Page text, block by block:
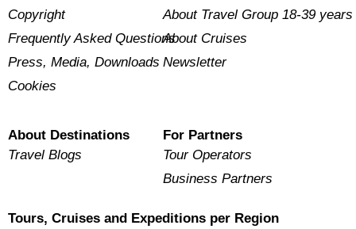
Copyright
Frequently Asked Questions
Press, Media, Downloads
Cookies
About Travel Group 18-39 years
About Cruises
Newsletter
About Destinations
Travel Blogs
For Partners
Tour Operators
Business Partners
Tours, Cruises and Expeditions per Region